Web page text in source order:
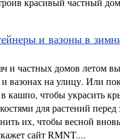
и вазоны в
и частных домов летом
вазонах на улицу. Или
кашпо, чтобы украсить
для растений
их, чтобы весной вновь
сайт RMNT....